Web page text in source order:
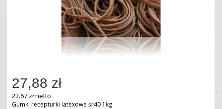
27,88 zł
22.67 zł netto
Gumki recepturki latexowe śr40 1kg